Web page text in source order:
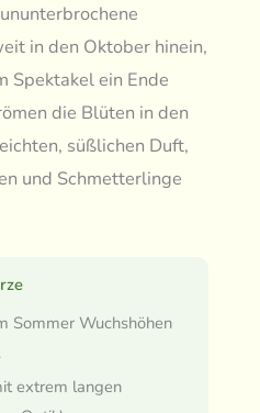
in den Oktober hinein,
Spektakel ein Ende
die Blüten in den
süßlichen Duft,
und Schmetterlinge
Sommer Wuchshöhen
extrem langen